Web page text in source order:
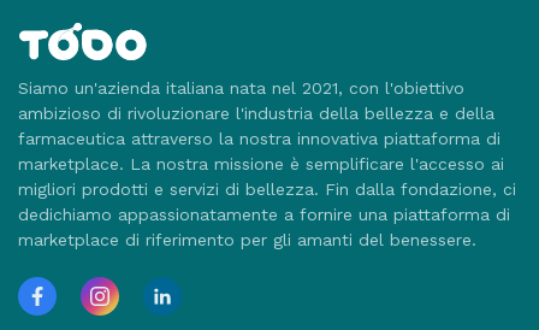
Siamo un'azienda italiana nata nel 2021, con l'obiettivo
ambizioso di rivoluzionare l'industria della bellezza e della
farmaceutica attraverso la nostra innovativa piattaforma di
marketplace. La nostra missione è semplificare l'accesso ai
migliori prodotti e servizi di bellezza. Fin dalla fondazione, ci
dedichiamo appassionatamente a fornire una piattaforma di
marketplace di riferimento per gli amanti del benessere.